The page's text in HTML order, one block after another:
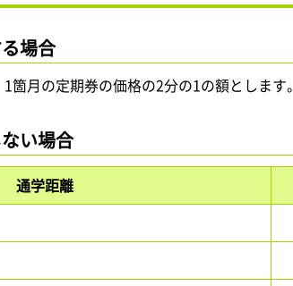
場合
箇月の定期券の価格の2分の1の額とします。
い場合
通学距離